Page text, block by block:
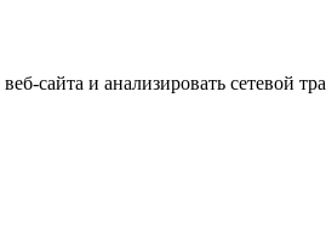
сайта и анализировать сетевой